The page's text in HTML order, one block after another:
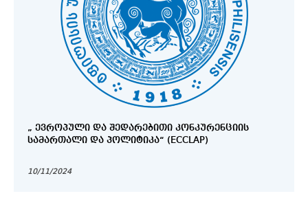
„ ᲔᲕᲠᲝᲞᲣᲚᲘ ᲓᲐ ᲨᲔᲓᲐᲠᲔᲑᲘᲗᲘ ᲙᲝᲜᲙᲣᲠᲔᲜᲪᲘᲘᲡ
ᲡᲐᲛᲐᲠᲗᲐᲚᲘ ᲓᲐ ᲞᲝᲚᲘᲢᲘᲙᲐ“ (ECCLAP)
10/11/2024